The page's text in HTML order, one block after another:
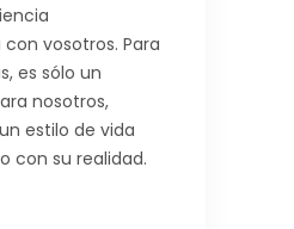
vosotros. Para
es sólo un
nosotros,
estilo de vida
con su realidad.